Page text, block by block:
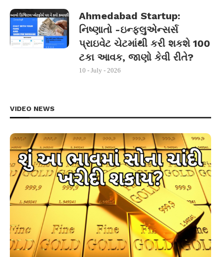
Ahmedabad Startup:
નિષ્ણાતો -ઇન્ફ્લુએન્સર્સ
પ્રાઇવેટ ચેટમાંથી કરી શકશે 100
ટકા આવક, જાણો કેવી રીતે?
10 - July - 2026
VIDEO NEWS